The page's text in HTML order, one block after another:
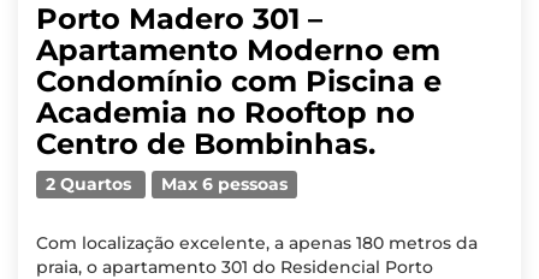
Porto Madero 301 –
Apartamento Moderno em
Condomínio com Piscina e
Academia no Rooftop no
Centro de Bombinhas.
2 Quartos Max 6 pessoas
Com localização excelente, a apenas 180 metros da
praia, o apartamento 301 do Residencial Porto